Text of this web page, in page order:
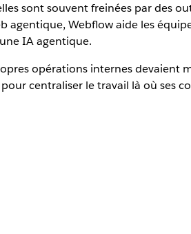
sont souvent freinées par des
Webflow aide les
IA agentique.
opérations internes devaient
centraliser le travail là où ses